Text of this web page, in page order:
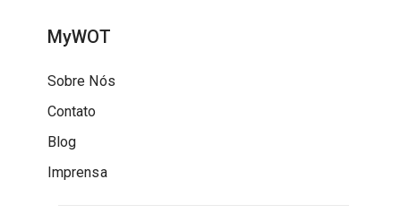
MyWOT
Sobre Nós
Contato
Blog
Imprensa